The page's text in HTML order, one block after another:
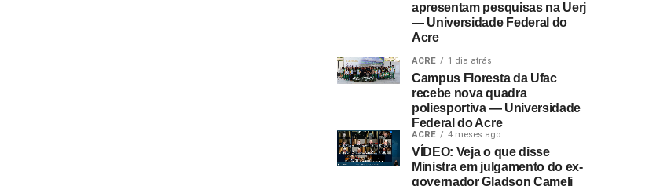
apresentam pesquisas na Uerj
— Universidade Federal do
Acre
ACRE 1 dia atrás
Campus Floresta da Ufac
recebe nova quadra
poliesportiva — Universidade
Federal do Acre
ACRE 4 meses ago
VÍDEO: Veja o que disse
Ministra em julgamento do ex-
governador Gladson Cameli